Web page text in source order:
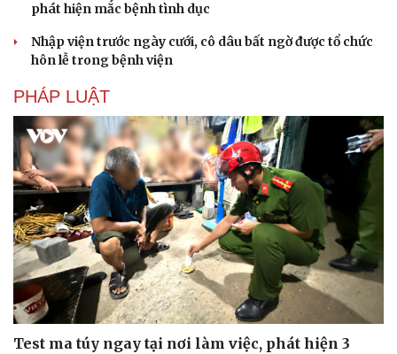
phát hiện mắc bệnh tình dục
Nhập viện trước ngày cưới, cô dâu bất ngờ được tổ chức
hôn lễ trong bệnh viện
PHÁP LUẬT
Test ma túy ngay tại nơi làm việc, phát hiện 3